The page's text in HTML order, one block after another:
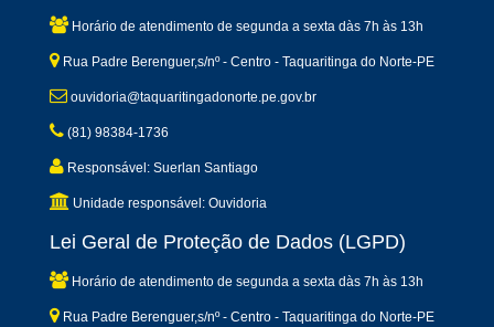
Horário de atendimento de segunda a sexta dàs 7h às 13h
Rua Padre Berenguer,s/nº - Centro - Taquaritinga do Norte-PE
ouvidoria@taquaritingadonorte.pe.gov.br
(81) 98384-1736
Responsável: Suerlan Santiago
Unidade responsável: Ouvidoria
Lei Geral de Proteção de Dados (LGPD)
Horário de atendimento de segunda a sexta dàs 7h às 13h
Rua Padre Berenguer,s/nº - Centro - Taquaritinga do Norte-PE